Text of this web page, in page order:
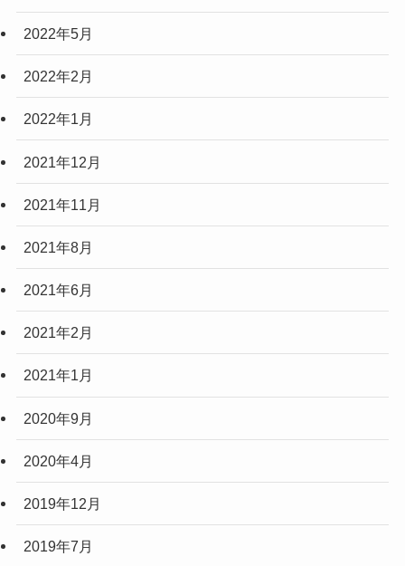
2022年5月
2022年2月
2022年1月
2021年12月
2021年11月
2021年8月
2021年6月
2021年2月
2021年1月
2020年9月
2020年4月
2019年12月
2019年7月